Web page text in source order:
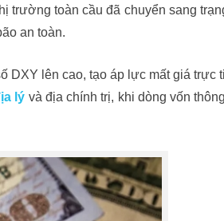
trường toàn cầu đã chuyển sang
an toàn.
DXY lên cao, tạo áp lực mất giá trực
lý và địa chính trị, khi dòng vốn